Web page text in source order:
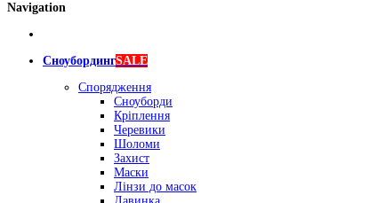
Navigation
СноубордингSALE
Спорядження
Сноуборди
Кріплення
Черевики
Шоломи
Захист
Маски
Лінзи до масок